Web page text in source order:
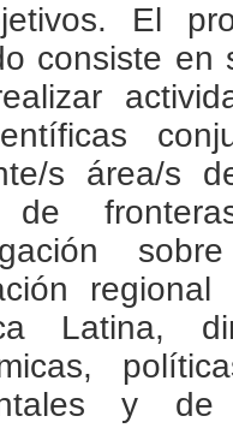
El
consiste en
s área/s
Latina,
y de